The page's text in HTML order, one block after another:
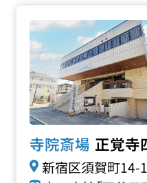
寺院斎場 正覚寺
新宿区須賀町14-1
正覚寺 四谷たちば